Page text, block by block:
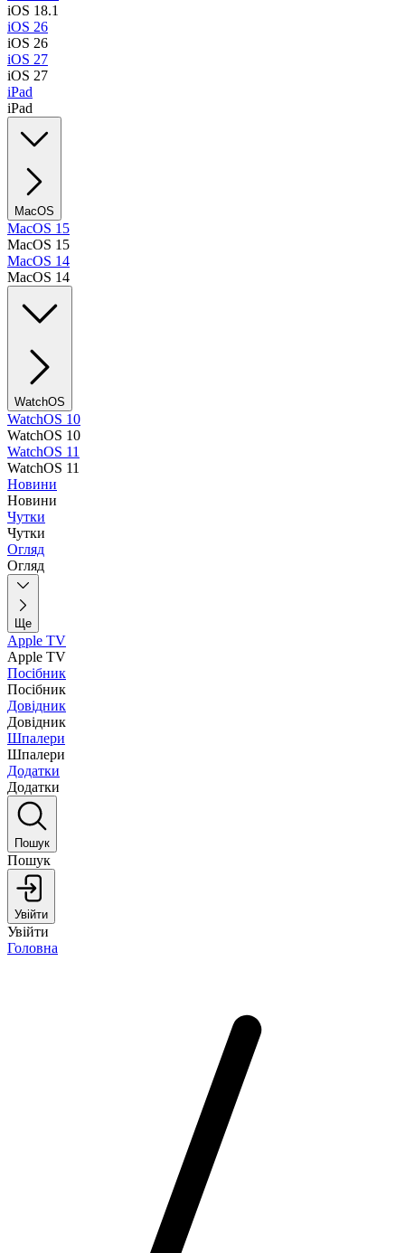
iOS 18.1
iOS 26
iOS 26
iOS 27
iOS 27
iPad
iPad
MacOS
MacOS 15
MacOS 15
MacOS 14
MacOS 14
WatchOS
WatchOS 10
WatchOS 10
WatchOS 11
WatchOS 11
Новини
Новини
Чутки
Чутки
Огляд
Огляд
Ще
Apple TV
Apple TV
Посібник
Посібник
Довідник
Довідник
Шпалери
Шпалери
Додатки
Додатки
Пошук
Пошук
Увійти
Увійти
Головна